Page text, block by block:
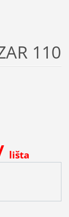
110
lišta